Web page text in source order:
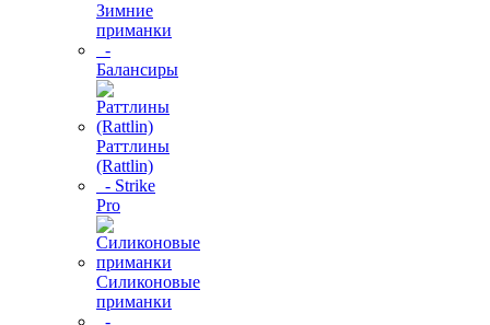
Зимние
приманки
-
Балансиры
Раттлины
(Rattlin)
- Strike
Pro
Силиконовые
приманки
-